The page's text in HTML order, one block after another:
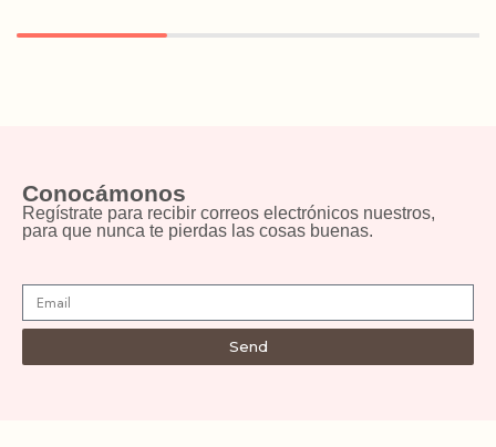
Conocámonos
Regístrate para recibir correos electrónicos nuestros,
para que nunca te pierdas las cosas buenas.
Send